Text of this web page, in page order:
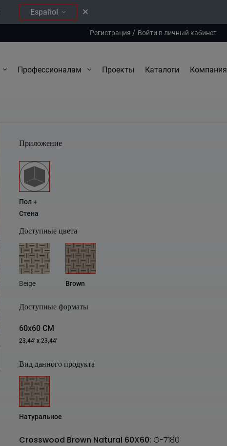
Español
Регистрация / Войти в личный кабинет
Профессионалам Проекты Каталоги Компания
Приложение
Пол +
Стена
Доступные цвета
Beige Brown
Доступные форматы
60x60 CM
23,44' x 23,44'
Вид данного продукта
Натуральное
Crosswood Brown Natural 60X60: G-7180